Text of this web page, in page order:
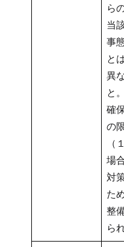
ら
当
事
と
異
と
確
の
場
対
た
整
ら